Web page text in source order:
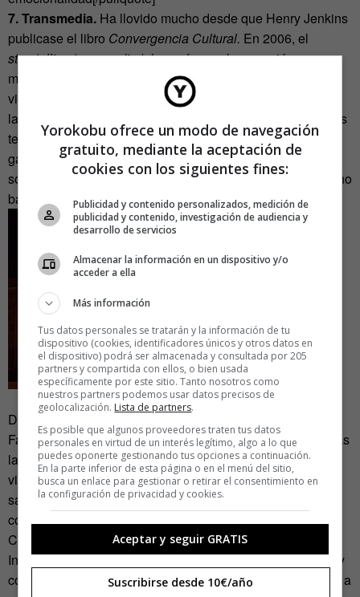
7. Transmedia. Ha llovido mucho desde que Henry Jenkins
publicase el libro Convergencia Cultural. En 2006, el
storytelling transmedia(algo así como la narración
multiplataformas) comenzaba su camino del cine a los
videojuegos, de la televisión a los blogs. Sin embargo, con
la masificación de las redes sociales, los
y los
territorios híbridos (internet y espacio físico) lo transmedia
ganó nuevas dimensiones. La #ManuelaManía ha usado
sofisticadísimas técnicas transmedia y multicapa (un término
bastante en boga).
Desde Twitter se incentivaba participar en rincones de
Facebook; de Facebook se buscaba transversalidad a todas
las plataformas; desde WhatsApp o Telegram se han
viralizado contenidos en grupos, desde YouTube se ha
saltado a la televisión, desoundcloud(algunas canciones
compuestas exclusivamente para la campaña) Manuela
Carmena ha llegado a las emisoreas de radios… Desde
Instagram se conecta con otro perfil de usuario más joven y
con otras plataformas. El perfil que alguien abrió en Tinder a
Yorokobu ofrece un modo de navegación
gratuito, mediante la aceptación de
cookies con los siguientes fines:
Publicidad y contenido personalizados, medición de
publicidad y contenido, investigación de audiencia y
desarrollo de servicios
Almacenar la información en un dispositivo y/o
acceder a ella
Más información
Tus datos personales se tratarán y la información de tu
dispositivo (cookies, identificadores únicos y otros datos en
el dispositivo) podrá ser almacenada y consultada por 205
partners y compartida con ellos, o bien usada
específicamente por este sitio. Tanto nosotros como
nuestros partners podemos usar datos precisos de
geolocalización. Lista de partners.
Es posible que algunos proveedores traten tus datos
personales en virtud de un interés legítimo, algo a lo que
puedes oponerte gestionando tus opciones a continuación.
En la parte inferior de esta página o en el menú del sitio,
busca un enlace para gestionar o retirar el consentimiento en
la configuración de privacidad y cookies.
Aceptar y seguir GRATIS
Suscribirse desde 10€/año